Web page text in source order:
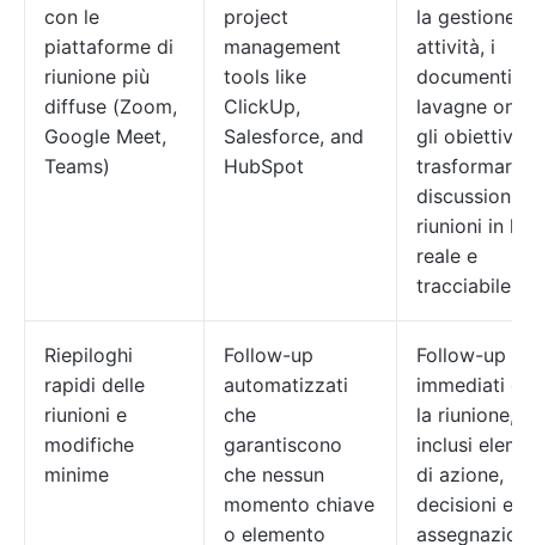
con le
piattaforme di
riunione più
diffuse (Zoom,
Google Meet,
Teams)
project
management
tools like
ClickUp,
Salesforce, and
HubSpot
la gestione
attività, i
documenti,
lavagne
gli obiettivi
trasformare
discussioni
riunioni in
reale e
tracciabile.
Riepiloghi
rapidi delle
riunioni e
modifiche
minime
Follow-up
automatizzati
che
garantiscono
che nessun
momento chiave
o elemento
Follow-up
immediati
la riunione,
inclusi
di azione,
decisioni e